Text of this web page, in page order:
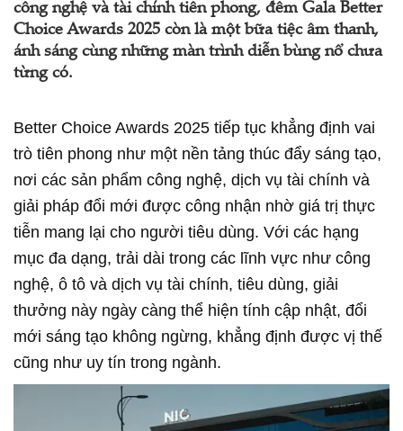
công nghệ và tài chính tiên phong, đêm Gala Better
Choice Awards 2025 còn là một bữa tiệc âm thanh,
ánh sáng cùng những màn trình diễn bùng nổ chưa
từng có.
Better Choice Awards 2025 tiếp tục khẳng định vai
trò tiên phong như một nền tảng thúc đẩy sáng tạo,
nơi các sản phẩm công nghệ, dịch vụ tài chính và
giải pháp đổi mới được công nhận nhờ giá trị thực
tiễn mang lại cho người tiêu dùng. Với các hạng
mục đa dạng, trải dài trong các lĩnh vực như công
nghệ, ô tô và dịch vụ tài chính, tiêu dùng, giải
thưởng này ngày càng thể hiện tính cập nhật, đổi
mới sáng tạo không ngừng, khẳng định được vị thế
cũng như uy tín trong ngành.